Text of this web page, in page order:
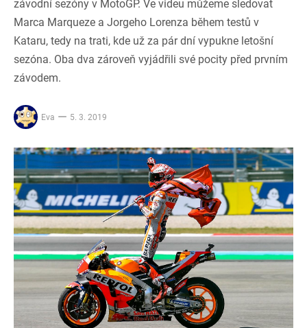
závodní sezóny v MotoGP. Ve videu můžeme sledovat
Marca Marqueze a Jorgeho Lorenza během testů v
Kataru, tedy na trati, kde už za pár dní vypukne letošní
sezóna. Oba dva zároveň vyjádřili své pocity před prvním
závodem.
Eva 5. 3. 2019